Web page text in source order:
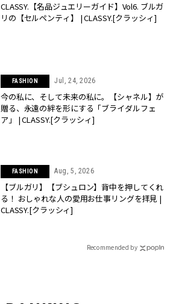
CLASSY.【名品ジュエリーガイド】Vol6. ブルガ
リの【セルペンティ】 | CLASSY.[クラッシィ]
FASHION Jul, 24, 2026
今の私に、そして未来の私に。【シャネル】が
贈る、永遠の絆を形にする「ブライダルフェ
ア」 | CLASSY.[クラッシィ]
FASHION Aug, 5, 2026
【ブルガリ】【ブシュロン】背中を押してくれ
る！ おしゃれな人の愛用お仕事リングを拝見 |
CLASSY.[クラッシィ]
Recommended by